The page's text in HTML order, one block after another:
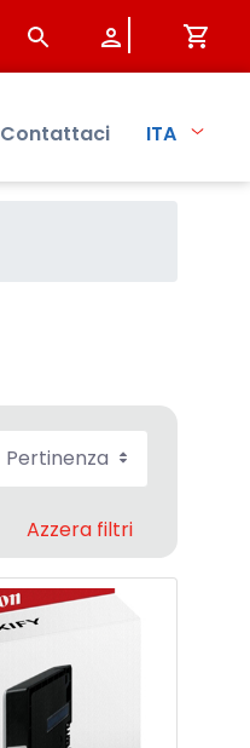
Contattaci ITA
Pertinenza
Azzera filtri